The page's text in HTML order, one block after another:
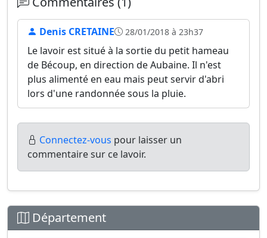
Denis CRETAINE 28/01/2018 à 23h37
Le lavoir est situé à la sortie du petit hameau
de Bécoup, en direction de Aubaine. Il n'est
plus alimenté en eau mais peut servir d'abri
lors d'une randonnée sous la pluie.
Connectez-vous pour laisser un
commentaire sur ce lavoir.
Département